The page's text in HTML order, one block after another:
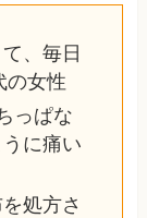
、毎日
の女性
っぱな
に痛い
処方さ